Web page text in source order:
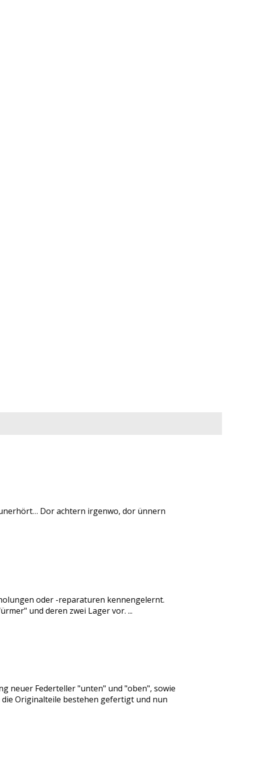
Dor achtern irgenwo, dor ünnern
oder -reparaturen kennengelernt.
und deren zwei Lager vor. ...
neuer Federteller "unten" und "oben", sowie
Originalteile bestehen gefertigt und nun